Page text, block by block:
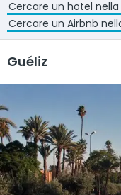
Cercare un hotel
Cercare un Airbnb
Guéliz